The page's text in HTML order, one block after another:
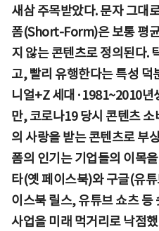
새삼 주목받았다. 문자 그대
폼(Short-Form)은 보통 평
지 않는 콘텐츠로 정의된다.
고, 빨리 유행한다는 특성 덕
니얼+Z 세대·1981~2010년
만, 코로나19 당시 콘텐츠
의 사랑을 받는 콘텐츠로 부
폼의 인기는 기업들의 이목
타(옛 페이스북)와 구글(유
이스북 릴스, 유튜브 쇼츠 등
사업을 미래 먹거리로 낙점